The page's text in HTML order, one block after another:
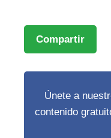
Compartir
Únete a
contenido